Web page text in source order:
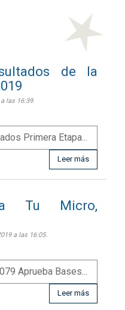
de la
las 16:39.
Primera Etapa...
Leer más
Tu Micro,
a las 16:05.
Aprueba Bases...
Leer más